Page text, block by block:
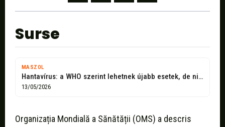
Surse
MASZOL
Hantavírus: a WHO szerint lehetnek újabb esetek, de nincs ok az aggodalomra
13/05/2026
Organizația Mondială a Sănătății (OMS) a descris